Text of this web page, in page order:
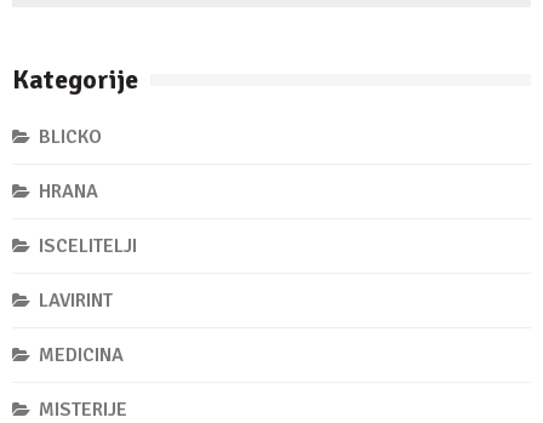
Kategorije
BLICKO
HRANA
ISCELITELJI
LAVIRINT
MEDICINA
MISTERIJE